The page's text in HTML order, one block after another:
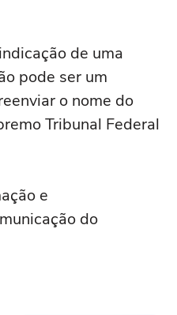
de uma
pode ser um
o nome do
Tribunal Federal
e
do